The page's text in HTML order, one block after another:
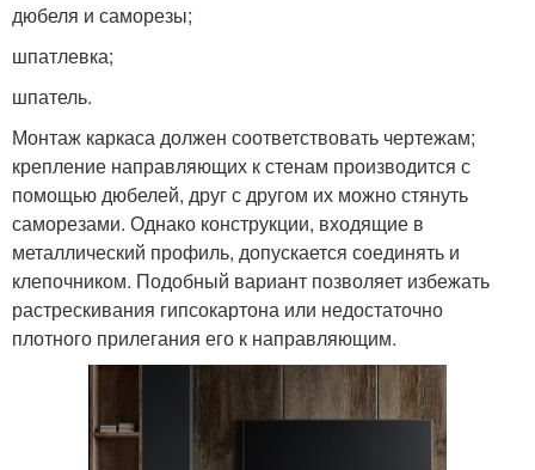
дюбеля и саморезы;
шпатлевка;
шпатель.
Монтаж каркаса должен соответствовать чертежам;
крепление направляющих к стенам производится с
помощью дюбелей, друг с другом их можно стянуть
саморезами. Однако конструкции, входящие в
металлический профиль, допускается соединять и
клепочником. Подобный вариант позволяет избежать
растрескивания гипсокартона или недостаточно
плотного прилегания его к направляющим.